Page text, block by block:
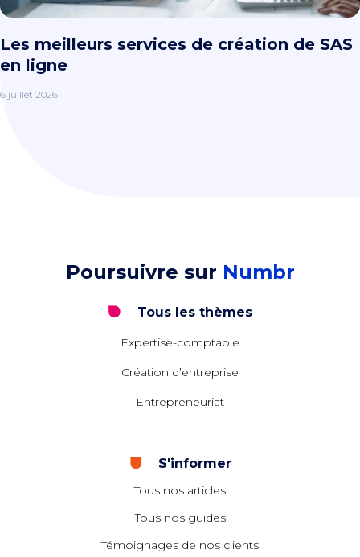
Les meilleurs services de création de SAS
en ligne
6 juillet 2026
Poursuivre sur Numbr
Tous les thèmes
Expertise-comptable
Création d’entreprise
Entrepreneuriat
S'informer
Tous nos articles
Tous nos guides
Témoignages de nos clients